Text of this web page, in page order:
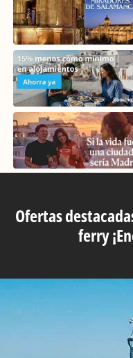
Ofertas
ferry